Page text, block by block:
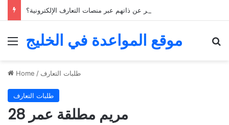
Menu
موقع المواعدة في الخليج
Home / طلبات التعارف
طلبات التعارف
مريم مطلقة عمر 28